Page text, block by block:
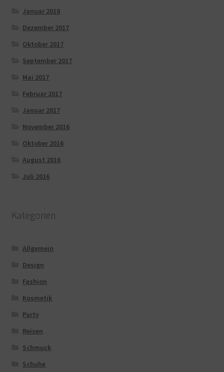
Januar 2018
Dezember 2017
Oktober 2017
September 2017
Mai 2017
Februar 2017
Januar 2017
November 2016
Oktober 2016
August 2016
Juli 2016
Kategorien
Allgemein
Design
Fashion
Kosmetik
Party
Reisen
Schmuck
Schuhe